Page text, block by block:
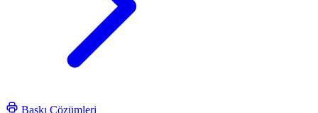
Baskı Çözümleri